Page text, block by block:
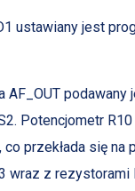
ustawiany jest
AF_OUT
Potencjometr
przekłada się na
wraz z rezystorami